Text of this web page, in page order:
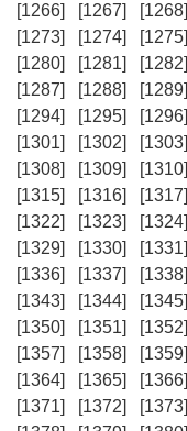
[1266]
[1267] [1268]
[1273]
[1274] [1275]
[1280]
[1281] [1282]
[1287]
[1288] [1289]
[1294]
[1295] [1296]
[1301]
[1302] [1303]
[1308]
[1309] [1310]
[1315]
[1316] [1317]
[1322]
[1323] [1324]
[1329]
[1330] [1331]
[1336]
[1337] [1338]
[1343]
[1344] [1345]
[1350]
[1351] [1352]
[1357]
[1358] [1359]
[1364]
[1365] [1366]
[1371]
[1372] [1373]